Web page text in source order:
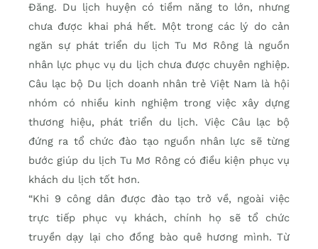
Đăng. Du lịch huyện có tiềm năng to lớn, nhưng
chưa được khai phá hết. Một trong các lý do cản
ngăn sự phát triển du lịch Tu Mơ Rông là nguồn
nhân lực phục vụ du lịch chưa được chuyên nghiệp.
Câu lạc bộ Du lịch doanh nhân trẻ Việt Nam là hội
nhóm có nhiều kinh nghiệm trong việc xây dựng
thương hiệu, phát triển du lịch. Việc Câu lạc bộ
đứng ra tổ chức đào tạo nguồn nhân lực sẽ từng
bước giúp du lịch Tu Mơ Rông có điều kiện phục vụ
khách du lịch tốt hơn.
“Khi 9 công dân được đào tạo trở về, ngoài việc
trực tiếp phục vụ khách, chính họ sẽ tổ chức
truyền dạy lại cho đồng bào quê hương mình. Từ